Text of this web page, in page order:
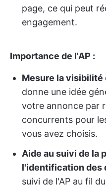
page, ce qui peut
engagement.
Importance de l'AP :
Mesure la visibilité
donne une idée
votre annonce par
concurrents pour
vous avez choisis.
Aide au suivi de la
l'identification des
suivi de l'AP au fil